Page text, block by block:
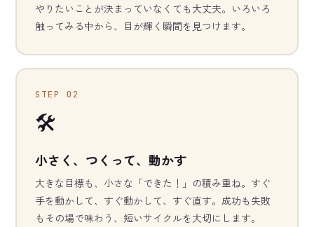
やりたいことが決まっていなくても大丈夫。いろいろ
触ってみる中から、目が輝く瞬間を見つけます。
STEP 02
🛠️
小さく、つくって、動かす
大きな目標も、小さな「できた！」の積み重ね。すぐ
手を動かして、すぐ動かして、すぐ直す。成功も失敗
もその場で味わう、短いサイクルを大切にします。